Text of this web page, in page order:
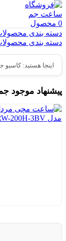
0 محصول
دسته بندی
دسته بندی
اینجا هستید: کاسیو
پیشنهاد موجود